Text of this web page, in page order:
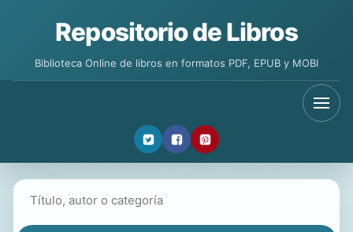
Repositorio de Libros
Biblioteca Online de libros en formatos PDF, EPUB y MOBI